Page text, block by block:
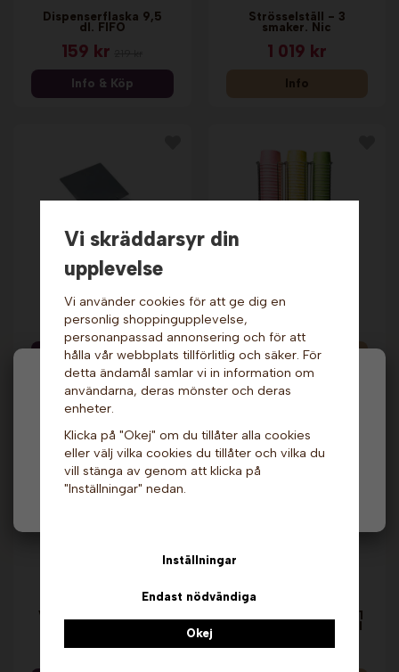
Hej och välkommen till Gottes!
moms) eller företag (exkl. moms) för hur våra priser
ska visas.
Privat
Dispenserflaska 9,5
dl. FIFO
159 kr
Info & Köp
Strösselställ - 3
smaker. Nic
1 019 kr
Info
Krampouz
5 219 kr
Info & Köp
fack. Nic
Info
Andra köpte även
Värmeskåp - 80 liter.
4 179 kr
Glaze Pop - Choklad 1
1 429 kr
Vi skräddarsyr din
upplevelse
Vi använder cookies för att ge dig en
personlig shoppingupplevelse,
personanpassad annonsering och för att
hålla vår webbplats tillförlitlig och säker. För
detta ändamål samlar vi in information om
användarna, deras mönster och deras
enheter.
Klicka på "Okej" om du tillåter alla cookies
eller välj vilka cookies du tillåter och vilka du
vill stänga av genom att klicka på
"Inställningar" nedan.
Inställningar
Endast nödvändiga
Okej